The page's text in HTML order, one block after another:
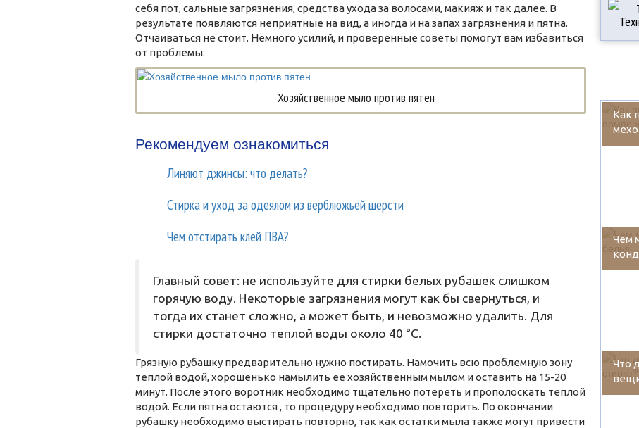
себя пот, сальные загрязнения, средства ухода за волосами, макияж и так далее. В
результате появляются неприятные на вид, а иногда и на запах загрязнения и пятна.
Отчаиваться не стоит. Немного усилий, и проверенные советы помогут вам избавиться
от проблемы.
Хозяйственное мыло против пятен
Рекомендуем ознакомиться
Линяют джинсы: что делать?
Стирка и уход за одеялом из верблюжьей шерсти
Чем отстирать клей ПВА?
Главный совет: не используйте для стирки белых рубашек слишком
горячую воду. Некоторые загрязнения могут как бы свернуться, и
тогда их станет сложно, а может быть, и невозможно удалить. Для
стирки достаточно теплой воды около 40 °C.
Грязную рубашку предварительно нужно постирать. Намочить всю проблемную зону
теплой водой, хорошенько намылить ее хозяйственным мылом и оставить на 15-20
минут. После этого воротник необходимо тщательно потереть и прополоскать теплой
водой. Если пятна остаются , то процедуру необходимо повторить. По окончании
рубашку необходимо выстирать повторно, так как остатки мыла также могут привести
Как
Чем
Что